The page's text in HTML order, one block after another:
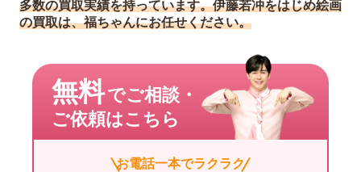
多数の買取実績を持っています。伊藤若冲をはじめ絵画
の買取は、福ちゃんにお任せください。
無料でご相談・
ご依頼はこちら
お電話一本でラクラク